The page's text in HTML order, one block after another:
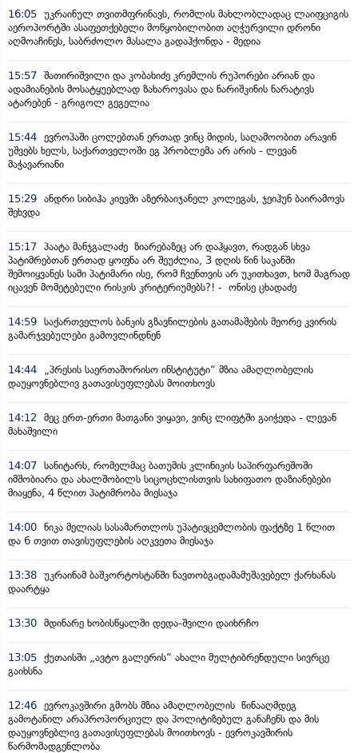
16:05 უკრაინულ თვითმფრინავს, რომლის მახლობლადაც ლაიფციგის
აეროპორტში ასაფეთქებელი მოწყობილობით აღჭურვილი დრონი
აღმოაჩინეს, საბრძოლო მასალა გადაჰქონდა - მედია
15:57 შათირიშვილი და კობახიძე კრემლის რუპორები არიან და
ადამიანების მოსატყუებლად ზახაროვასა და ნარიშკინის ნარატივს
ატარებენ - გრიგოლ გეგელია
15:44 ევროპაში ცოლებთან ერთად ვინც მიდის, საღამოობით არავინ
უშვებს ხელს, საქართველოში ეგ პრობლემა არ არის - ლევან
მაჭავარიანი
15:29 ანდრი სიბიჰა კიევში აზერბაიჯანელ კოლეგას, ჯეიჰუნ ბაირამოვს
შეხვდა
15:17 პაატა მანჯგალაძე ზიარებაზეც არ დაჰყავთ, რადგან სხვა
პატიმრებთან ერთად ყოფნა არ შეუძლია, 3 დღის წინ საკანში
შემოიყვანეს სამი პატიმარი ისე, რომ ჩვენთვის არ უკითხავთ, ხომ მაგრად
იცავენ მომეტებული რისკის კრიტერიუმებს?! - ონისე ცხადაძე
14:59 საქართველოს ბანკის გზავნილების გათამაშების მეორე კვირის
გამარჯვებულები გამოვლინდნენ
14:44
„პრესის საერთაშორისო ინსტიტუტი“ მზია ამაღლობელის
დაუყოვნებლივ გათავისუფლებას მოითხოვს
14:12
მეც ერთ-ერთი მათგანი ვიყავი, ვინც ლიფტში გაიჭედა - ლევან
მახაშვილი
14:07 სანიტარს, რომელმაც ბათუმის კლინიკის საპირფარეშოში
იმშობიარა და ახალშობილს სიცოცხლისთვის სახიფათო დაზიანებები
მიაყენა, 4 წლით პატიმრობა მიესაჯა
14:00 ნიკა მელიას სასამართლოს უპატივცემლობის ფაქტზე 1 წლით
და 6 თვით თავისუფლების აღკვეთა მიესაჯა
13:38 უკრაინამ ბაშკორტოსტანში ნავთობგადამამუშავებელ ქარხანას
დაარტყა
13:30 მდინარე ხობისწყალში დედა-შვილი დაიხრჩო
13:05 ქუთაისში „ავტო გალერის“ ახალი მულტიბრენდული სივრცე
გაიხსნა
12:46 ევროკავშირი გმობს მზია ამაღლობელის წინააღმდეგ
გამოტანილ არაპროპორციულ და პოლიტიზებულ განაჩენს და მის
დაუყოვნებლივ გათავისუფლებას მოითხოვს - ევროკავშირის
წარმომადგენლობა